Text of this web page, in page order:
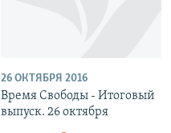
26 ОКТЯБРЯ 2016
Время Свободы - Итоговый
выпуск. 26 октября